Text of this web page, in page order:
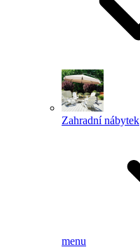
Zahradní nábytek
menu